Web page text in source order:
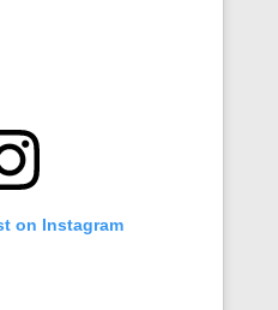
on Instagram